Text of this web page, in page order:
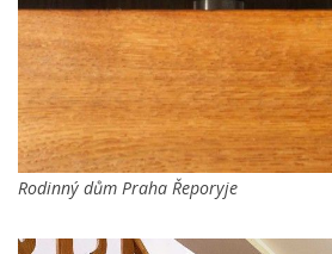
Rodinný dům Praha Řeporyje